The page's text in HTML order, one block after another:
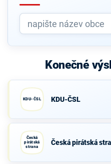
Konečné
KDU-ČSL KDU-ČSL
Česká
pirátská
strana
Česká pirátská